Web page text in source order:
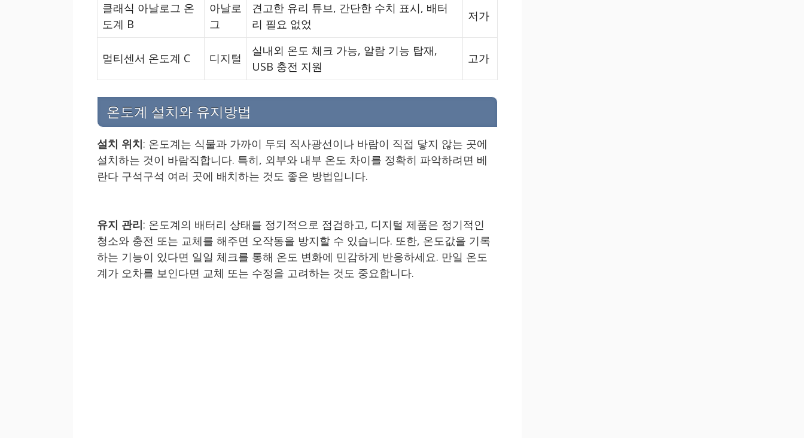
클래식 아날로그 온
도계 B
아날로
그
견고한 유리 튜브, 간단한 수치 표시, 배터
리 필요 없었
저가
멀티센서 온도계 C 디지털
실내외 온도 체크 가능, 알람 기능 탑재,
USB 충전 지원
고가
온도계 설치와 유지방법
설치 위치: 온도계는 식물과 가까이 두되 직사광선이나 바람이 직접 닿지 않는 곳에
설치하는 것이 바람직합니다. 특히, 외부와 내부 온도 차이를 정확히 파악하려면 베
란다 구석구석 여러 곳에 배치하는 것도 좋은 방법입니다.
유지 관리: 온도계의 배터리 상태를 정기적으로 점검하고, 디지털 제품은 정기적인
청소와 충전 또는 교체를 해주면 오작동을 방지할 수 있습니다. 또한, 온도값을 기록
하는 기능이 있다면 일일 체크를 통해 온도 변화에 민감하게 반응하세요. 만일 온도
계가 오차를 보인다면 교체 또는 수정을 고려하는 것도 중요합니다.